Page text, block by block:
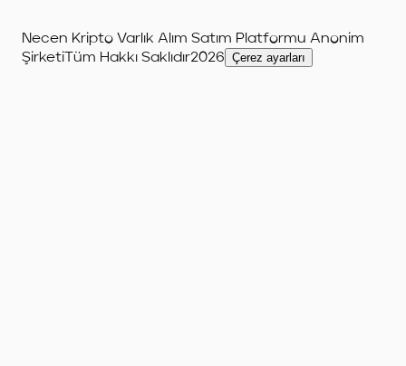
Necen Kripto Varlık Alım Satım Platformu Anonim
Şirketi Tüm Hakkı Saklıdır2026 Çerez ayarları